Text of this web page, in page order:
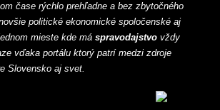
čase rýchlo prehľadne a bez zbytočného
politické ekonomické spoločenské aj
mieste kde má spravodajstvo vždy
vďaka portálu ktorý patrí medzi zdroje
Slovensko aj svet.